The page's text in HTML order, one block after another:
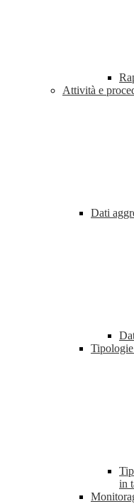
Attività e
Dati
in